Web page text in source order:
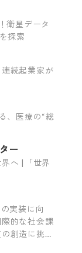
衛星データ
探索
連続起業家が
、医療の“総
ー
へ |「世界
実装に向
的な社会課
創造に挑む